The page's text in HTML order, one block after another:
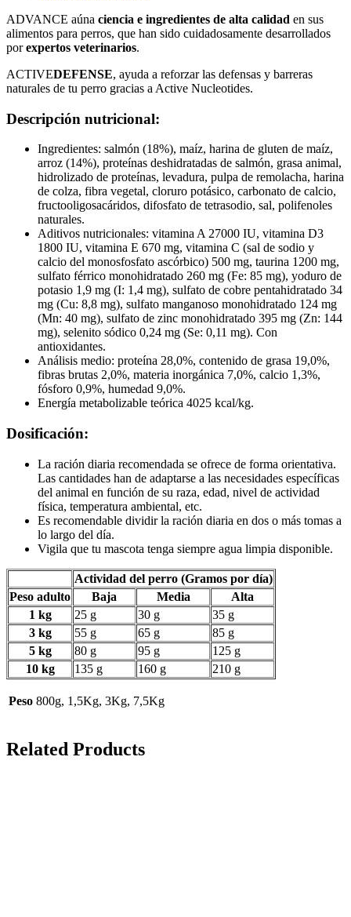
ADVANCE aúna ciencia e ingredientes de alta calidad en sus
alimentos para perros, que han sido cuidadosamente desarrollados
porexpertos veterinarios.
ACTIVEDEFENSE, ayuda a reforzar las defensas y barreras
naturales de tu perro gracias a Active Nucleotides.
Descripción nutricional:
Ingredientes: salmón (18%), maíz, harina de gluten de maíz,
arroz (14%), proteínas deshidratadas de salmón, grasa animal,
hidrolizado de proteínas, levadura, pulpa de remolacha, harina
de colza, fibra vegetal, cloruro potásico, carbonato de calcio,
fructooligosacáridos, difosfato de tetrasodio, sal, polifenoles
naturales.
Aditivos nutricionales: vitamina A 27000 IU, vitamina D3
1800 IU, vitamina E 670 mg, vitamina C (sal de sodio y
calcio del monosfosfato ascórbico) 500 mg, taurina 1200 mg,
sulfato férrico monohidratado 260 mg (Fe: 85 mg), yoduro de
potasio 1,9 mg (I: 1,4 mg), sulfato de cobre pentahidratado 34
mg (Cu: 8,8 mg), sulfato manganoso monohidratado 124 mg
(Mn: 40 mg), sulfato de zinc monohidratado 395 mg (Zn: 144
mg), selenito sódico 0,24 mg (Se: 0,11 mg). Con
antioxidantes.
Análisis medio: proteína 28,0%, contenido de grasa 19,0%,
fibras brutas 2,0%, materia inorgánica 7,0%, calcio 1,3%,
fósforo 0,9%, humedad 9,0%.
Energía metabolizable teórica 4025 kcal/kg.
Dosificación:
La ración diaria recomendada se ofrece de forma orientativa.
Las cantidades han de adaptarse a las necesidades específicas
del animal en función de su raza, edad, nivel de actividad
física, temperatura ambiental, etc.
Es recomendable dividir la ración diaria en dos o más tomas a
lo largo del día.
Vigila que tu mascota tenga siempre agua limpia disponible.
Actividad del perro (Gramos por día)
Peso adulto
Baja Media
Alta
1 kg
25 g 30 g
35 g
3 kg
55 g 65 g
85 g
5 kg
80 g 95 g
125 g
10 kg
135 g 160 g 210 g
Peso 800g, 1,5Kg, 3Kg, 7,5Kg
Related Products